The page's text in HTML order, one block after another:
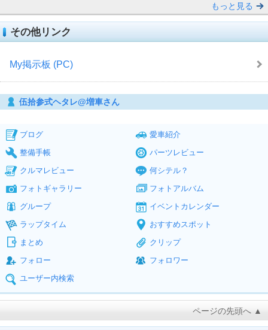
もっと見る
その他リンク
My掲示板 (PC)
伍拾参式ヘタレ@増車さん
ブログ
愛車紹介
整備手帳
パーツレビュー
クルマレビュー
何シテル？
フォトギャラリー
フォトアルバム
グループ
イベントカレンダー
ラップタイム
おすすめスポット
まとめ
クリップ
フォロー
フォロワー
ユーザー内検索
ページの先頭へ ▲